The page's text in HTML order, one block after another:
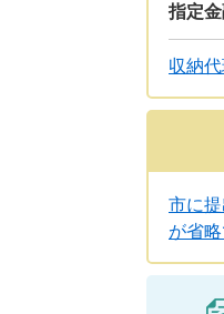
指定
収納
市に
が省